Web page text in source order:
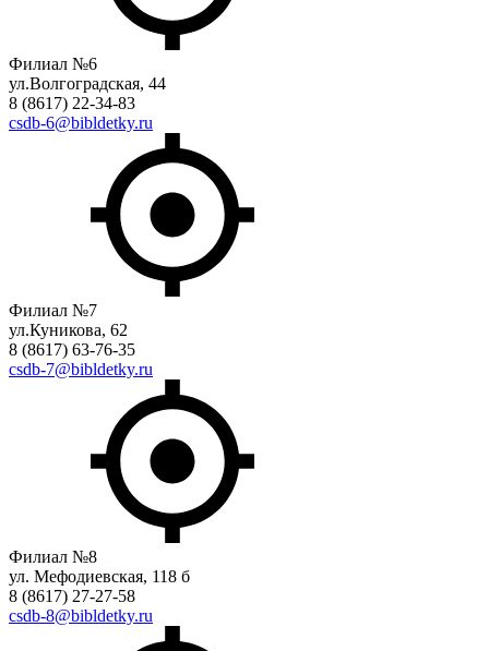
Филиал №6
ул.Волгоградская, 44
8 (8617) 22-34-83
csdb-6@bibldetky.ru
Филиал №7
ул.Куникова, 62
8 (8617) 63-76-35
csdb-7@bibldetky.ru
Филиал №8
ул. Мефодиевская, 118 б
8 (8617) 27-27-58
csdb-8@bibldetky.ru